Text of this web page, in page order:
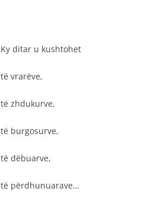
Ky ditar u kushtohet
të vrarëve,
të zhdukurve,
të burgosurve,
të dëbuarve,
të përdhunuarave…